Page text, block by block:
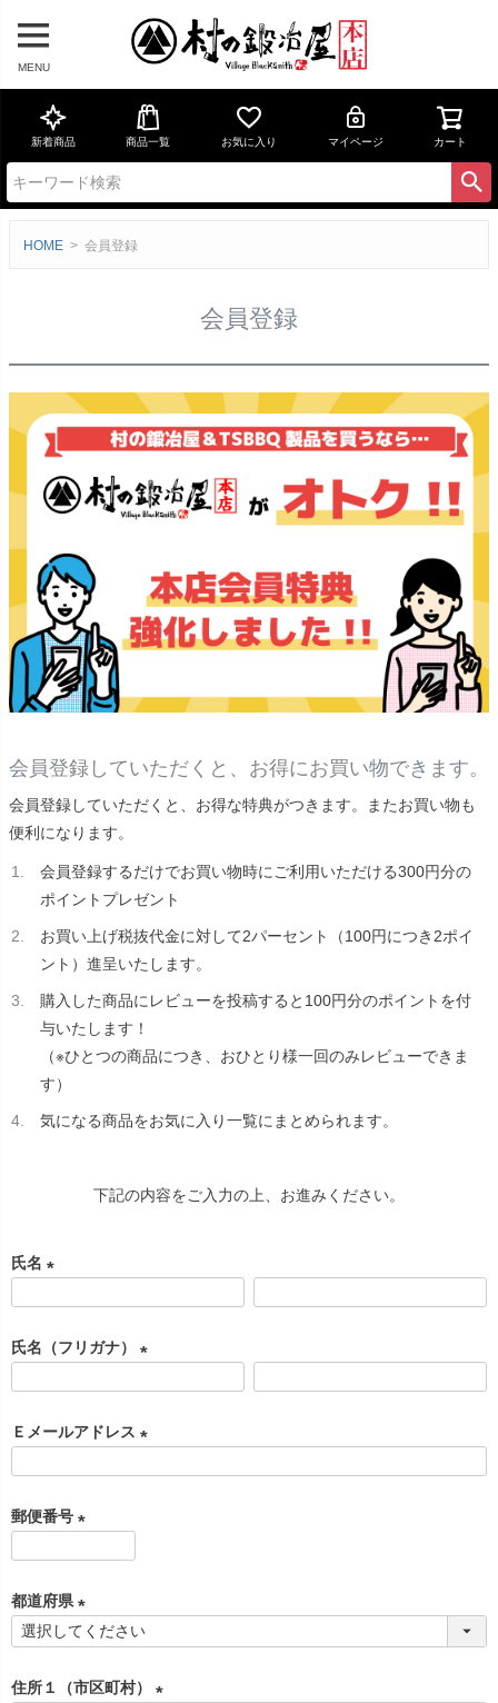
MENU
新着商品 商品一覧 お気に入り マイページ カート
HOME 会員登録
会員登録
会員登録していただくと、お得にお買い物できます。
会員登録していただくと、お得な特典がつきます。またお買い物も
便利になります。
会員登録するだけでお買い物時にご利用いただける300円分の
ポイントプレゼント
お買い上げ税抜代金に対して2パーセント（100円につき2ポイ
ント）進呈いたします。
購入した商品にレビューを投稿すると100円分のポイントを付
与いたします！
（※ひとつの商品につき、おひとり様一回のみレビューできま
す）
気になる商品をお気に入り一覧にまとめられます。
下記の内容をご入力の上、お進みください。
氏名
須
氏名（フリガナ）
須
Ｅメールアドレス
郵便番号
須
)
都道府県
(
須
住所１（市区町村）